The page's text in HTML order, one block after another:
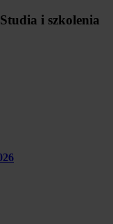
Studia i szkolenia